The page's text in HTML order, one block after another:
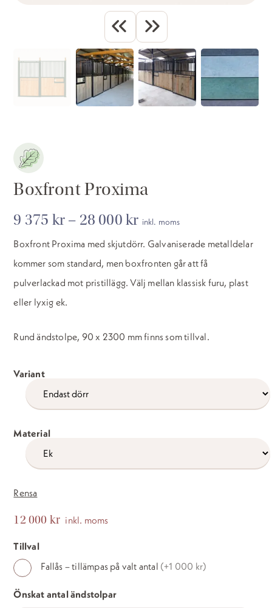
Boxfront Proxima
9 375 kr – 28 000krPrisintervall:
375 kr
till
28
inkl. moms
Boxfront Proxima med skjutdörr. Galvaniserade metalldelar
kommer som standard, men boxfronten går att få
pulverlackad mot pristillägg. Välj mellan klassisk furu, plast
eller lyxig ek.
Rund ändstolpe, 90 x 2300 mm finns som tillval.
Variant
Material
Rensa
12 000 kr inkl. moms
Tillval
Fallås – tillämpas på valt antal (+1 000 kr)
Antal
ändstolpar
(×2
Önskat antal ändstolpar